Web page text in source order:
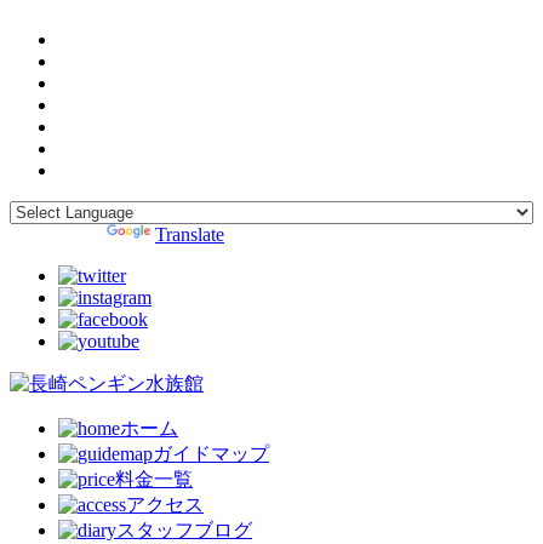
Translate
ホーム
ガイドマップ
料金一覧
アクセス
スタッフブログ